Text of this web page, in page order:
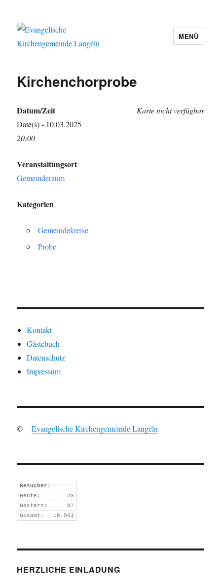
Langeln
MENÜ
Kirchenchorprobe
Karte nicht verfügbar
Datum/Zeit
Date(s) - 10.03.2025
20:00
Veranstaltungsort
Gemeinderaum
Kategorien
Gemeindekreise
Probe
Kontakt
Gästebuch
Datenschutz
Impressum
©Evangelische Kirchengemeinde Langeln
Besucher:
Heute:
23
Gestern:
67
Gesamt:
18.961
HERZLICHE EINLADUNG